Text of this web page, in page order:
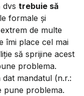
dvs trebuie să
formale și
de multe
îmi place cel mai
să sprijine acest
problema.
mandatul (n.r.:
pune problema.